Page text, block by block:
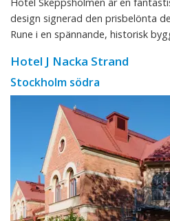
design signerad den prisbelönta
Rune i en spännande, historisk
Hotel J Nacka Strand
Stockholm södra